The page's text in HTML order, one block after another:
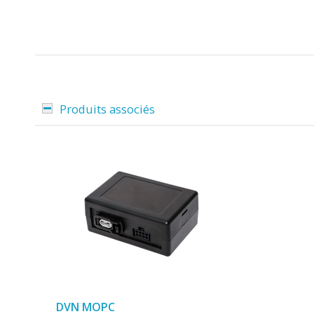
Produits associés
DVN MOPC